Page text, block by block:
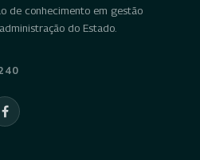
de conhecimento em gestão
do Estado.